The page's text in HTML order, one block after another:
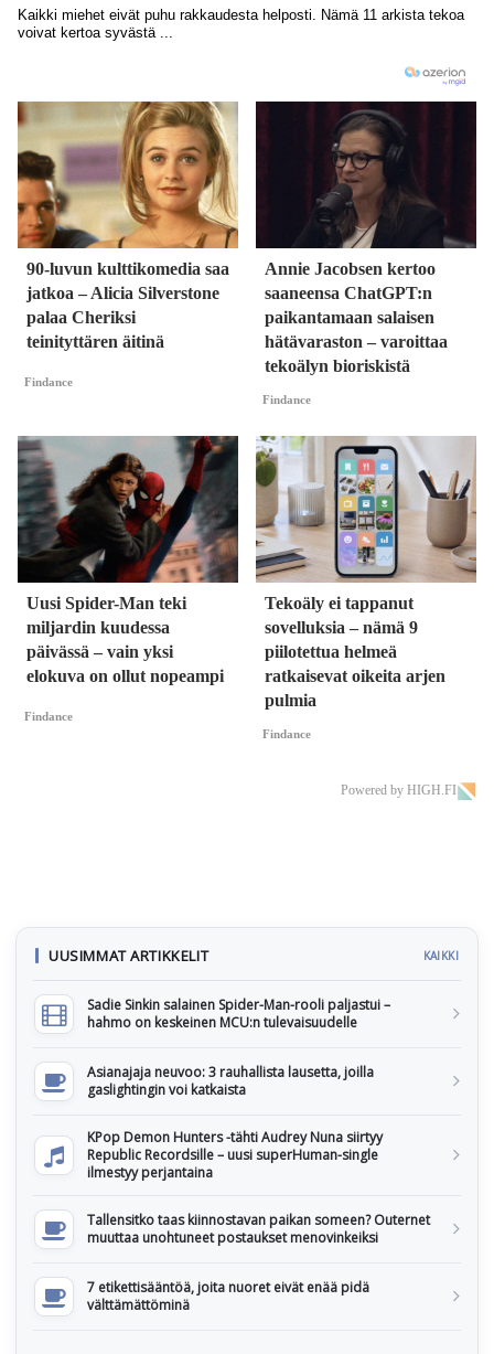
90-luvun kulttikomedia saa
jatkoa – Alicia Silverstone
palaa Cheriksi
teinityttären äitinä
Findance
Annie Jacobsen kertoo
saaneensa ChatGPT:n
paikantamaan salaisen
hätävaraston – varoittaa
tekoälyn bioriskistä
Findance
Uusi Spider-Man teki
miljardin kuudessa
päivässä – vain yksi
elokuva on ollut nopeampi
Findance
Tekoäly ei tappanut
sovelluksia – nämä 9
piilotettua helmeä
ratkaisevat oikeita arjen
pulmia
Findance
Powered by HIGH.FI
UUSIMMAT ARTIKKELIT KAIKKI
Sadie Sinkin salainen Spider-Man-rooli paljastui –
hahmo on keskeinen MCU:n tulevaisuudelle
Asianajaja neuvoo: 3 rauhallista lausetta, joilla
gaslightingin voi katkaista
KPop Demon Hunters -tähti Audrey Nuna siirtyy
Republic Recordsille – uusi superHuman-single
ilmestyy perjantaina
Tallensitko taas kiinnostavan paikan someen? Outernet
muuttaa unohtuneet postaukset menovinkeiksi
7 etikettisääntöä, joita nuoret eivät enää pidä
välttämättöminä